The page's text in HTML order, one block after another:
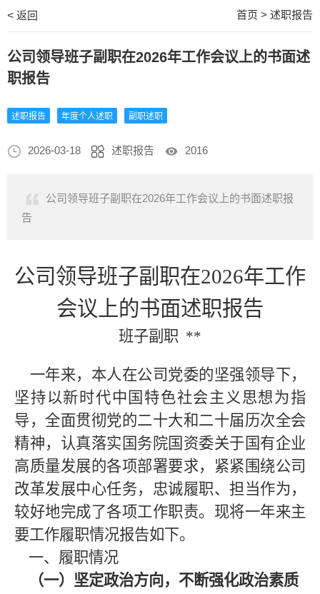
< 返回 首页 > 述职报告
公司领导班子副职在2026年工作会议上的书面述
职报告
述职报告 年度个人述职 副职述职
2026-03-18 述职报告 2016
公司领导班子副职在2026年工作会议上的书面述职报
告
公司领导班子副职在2026年工作
会议 上的书面述职报告
班子副职 **
一年来，本人在公司党委的坚强领导下，
坚持以新时代中国特色社会主义思想为指
导，全面贯彻党的二十大和二十届历次全会
精神，认真落实国务院国资委关于国有企业
高质量发展的各项部署要求，紧紧围绕公司
改革发展中心任务，忠诚履职、担当作为，
较好地完成了各项工作职责。现将一年来主
要工作履职情况报告如下。
一、履职情况
（一）坚定政治方向，不断强化政治素质